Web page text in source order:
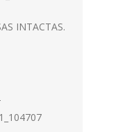
INTACTAS.